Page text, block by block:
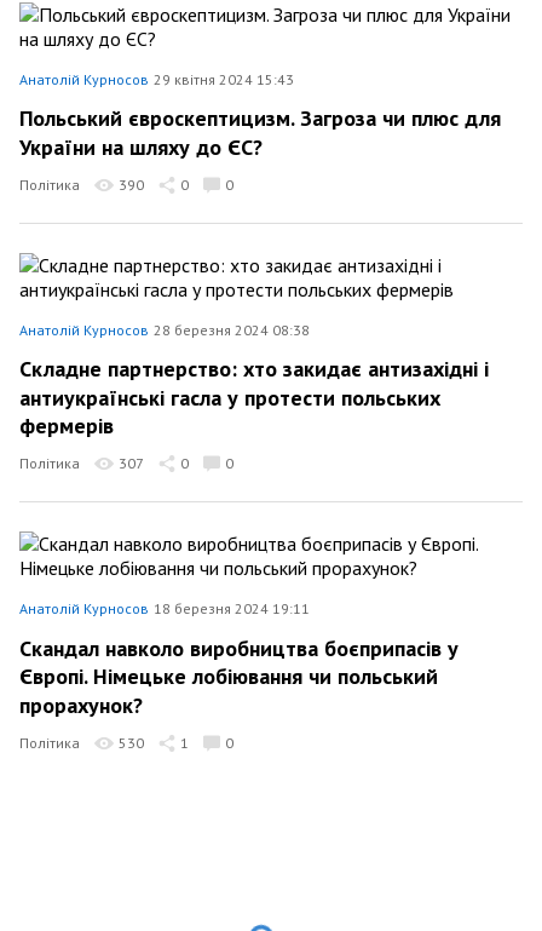
Анатолій Курносов 29 квітня 2024 15:43
Польський євроскептицизм. Загроза чи плюс для
України на шляху до ЄС?
Політика 390 0 0
Анатолій Курносов 28 березня 2024 08:38
Складне партнерство: хто закидає антизахідні і
антиукраїнські гасла у протести польських
фермерів
Політика 307 0 0
Анатолій Курносов 18 березня 2024 19:11
Скандал навколо виробництва боєприпасів у
Європі. Німецьке лобіювання чи польський
прорахунок?
Політика 530 1 0